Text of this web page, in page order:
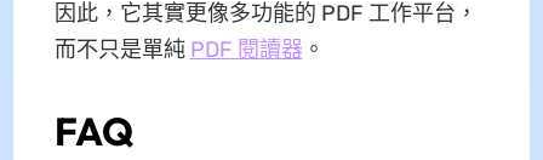
因此，它其實更像多功能的 PDF 工作平台，
而不只是單純 PDF 閱讀器 。
FAQ